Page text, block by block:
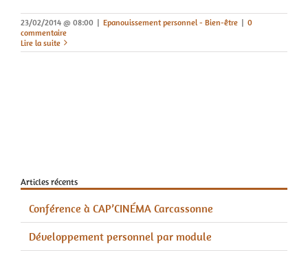
23/02/2014 @ 08:00 | Epanouissement personnel - Bien-être | 0
commentaire
Lire la suite
Articles récents
Conférence à CAP’CINÉMA Carcassonne
Développement personnel par module